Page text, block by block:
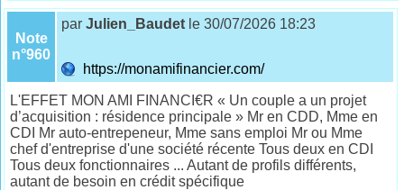
Note
n°960
parJulien_Baudet le 30/07/2026 18:23
https://monamifinancier.com/
L'EFFET MON AMI FINANCI€R « Un couple a un projet
d’acquisition : résidence principale » Mr en CDD, Mme en
CDI Mr auto-entrepeneur, Mme sans emploi Mr ou Mme
chef d'entreprise d'une société récente Tous deux en CDI
Tous deux fonctionnaires ... Autant de profils différents,
autant de besoin en crédit spécifique